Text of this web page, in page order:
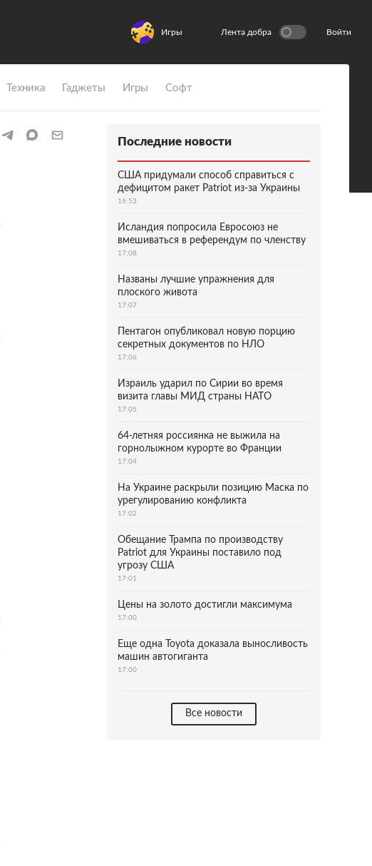
Игры Лента добра Войти
Техника Гаджеты Игры Софт
Последние новости
США придумали способ справиться с
дефицитом ракет Patriot из-за Украины
16:53
Исландия попросила Евросоюз не
вмешиваться в референдум по членству
17:08
Названы лучшие упражнения для
плоского живота
17:07
Пентагон опубликовал новую порцию
секретных документов по НЛО
17:06
Израиль ударил по Сирии во время
визита главы МИД страны НАТО
17:05
64-летняя россиянка не выжила на
горнолыжном курорте во Франции
17:04
На Украине раскрыли позицию Маска по
урегулированию конфликта
17:02
Обещание Трампа по производству
Patriot для Украины поставило под
угрозу США
17:01
Цены на золото достигли максимума
17:00
Еще одна Toyota доказала выносливость
машин автогиганта
17:00
Все новости